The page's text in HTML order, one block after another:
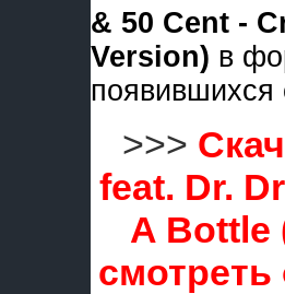
& 50 Cent -
Version) в
появившихся
>>>
feat. Dr.
A Bottle